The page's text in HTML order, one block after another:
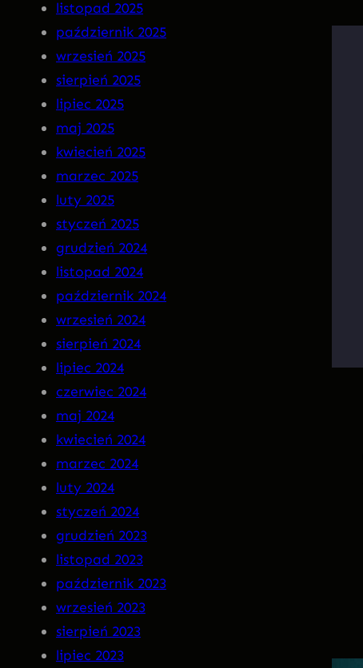
I
listopad 2025
październik 2025
wrzesień 2025
sierpień 2025
lipiec 2025
maj 2025
kwiecień 2025
marzec 2025
luty 2025
styczeń 2025
grudzień 2024
listopad 2024
październik 2024
wrzesień 2024
sierpień 2024
lipiec 2024
czerwiec 2024
maj 2024
kwiecień 2024
marzec 2024
luty 2024
styczeń 2024
grudzień 2023
listopad 2023
październik 2023
wrzesień 2023
sierpień 2023
lipiec 2023